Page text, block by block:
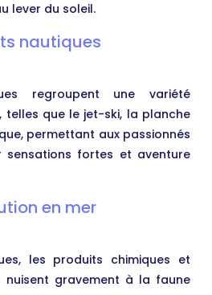
lever du soleil.
nautiques
regroupent une variété
telles que le jet-ski, la planche
permettant aux passionnés
sensations fortes et aventure
en mer
les produits chimiques et
nuisent gravement à la faune